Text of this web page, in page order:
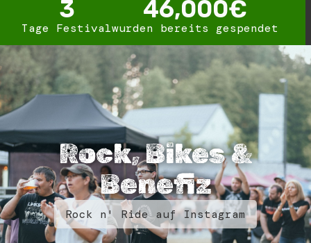
Tage Festival
3
wurden bereits gespendet
46,000€
Rock, Bikes &
Benefiz
Rock n' Ride auf Instagram